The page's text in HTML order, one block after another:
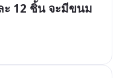
ะ 12 ชิ้น จะมีขนม